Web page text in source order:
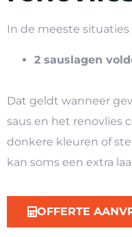
In de meeste situaties
2 sauslagen
Dat geldt wanneer
saus en het renovlies
donkere kleuren of
kan soms een extra
OFFERTE